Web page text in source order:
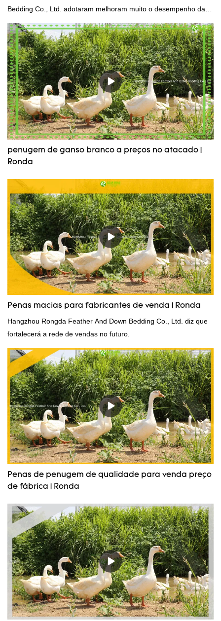
Bedding Co., Ltd. adotaram melhoram muito o desempenho das
penas de ganso no atacado.
penugem de ganso branco a preços no atacado |
Ronda
Penas macias para fabricantes de venda | Ronda
Hangzhou Rongda Feather And Down Bedding Co., Ltd. diz que
fortalecerá a rede de vendas no futuro.
Penas de penugem de qualidade para venda preço
de fábrica | Ronda